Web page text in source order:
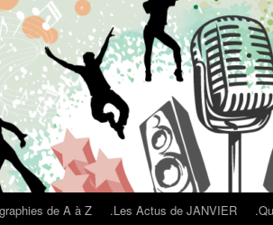
de A à Z .Les Actus de JANVIER